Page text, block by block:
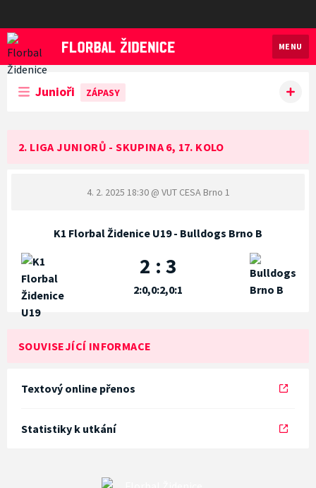
Florbal Židenice
MENU
Junioři ZÁPASY
2. LIGA JUNIORŮ - SKUPINA 6, 17. KOLO
4. 2. 2025 18:30@ VUT CESA Brno 1
K1 Florbal Židenice U19 - Bulldogs Brno B
2 : 3
2:0,0:2,0:1
SOUVISEJÍCÍ INFORMACE
Textový online přenos
Statistiky k utkání